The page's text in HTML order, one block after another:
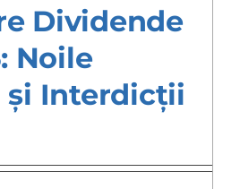
Dividende
Noile
și Interdicții